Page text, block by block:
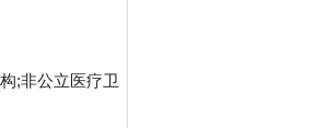
;非公立医疗卫